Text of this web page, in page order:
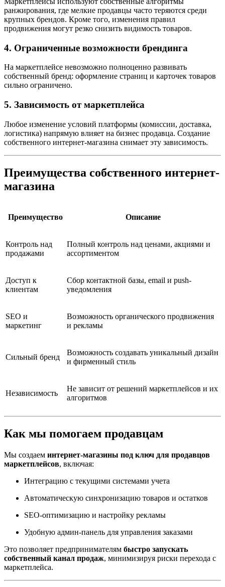
ранжирования, где мелкие продавцы часто теряются среди
крупных брендов. Кроме того, изменения правил
продвижения могут резко снизить видимость товаров.
4. Ограниченные возможности брендинга
На маркетплейсе невозможно полноценно развивать
собственный бренд: оформление страниц и карточек товаров
сильно ограничено.
5. Зависимость от маркетплейса
Любое изменение условий платформы (комиссии, доставка,
логистика) напрямую влияет на бизнес продавца. Создание
собственного интернет-магазина снимает эту зависимость.
Преимущества собственного интернет-
магазина
Преимущество Описание
Контроль над
продажами
Полный контроль над ценами, акциями и
ассортиментом
Доступ к
клиентам
Сбор контактной базы, email и push-
уведомления
SEO и
маркетинг
Возможность органического продвижения
и рекламы
Сильный бренд
Возможность создавать уникальный дизайн
и фирменный стиль
Независимость
Не зависит от решений маркетплейсов и их
алгоритмов
Как мы помогаем продавцам
Мы создаем интернет-магазины под ключ для продавцов
маркетплейсов, включая:
Интеграцию с текущими системами учета
Автоматическую синхронизацию товаров и остатков
SEO-оптимизацию и настройку рекламы
Удобную админ-панель для управления заказами
Это позволяет предпринимателям быстро запускать
собственный канал продаж, минимизируя риски перехода с
маркетплейса.